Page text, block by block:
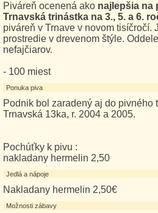
Piváreň ocenená ako najlepšia na
Trnavská trinástka na 3., 5. a 6.
piváreň v Trnave v novom tisíčročí.
prostredie v drevenom štýle.
nefajčiarov.
- 100 miest
Ponuka piva
Podnik bol zaradený aj do pivného
Trnavská 13ka, r. 2004 a 2005.
Pochúťky k pivu :
nakladany hermelin 2,50
Jedlá a nápoje
Nakladany hermelin 2,50€
Možnosti zábavy